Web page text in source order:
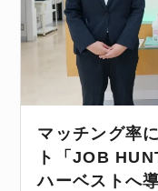
マッチング率
ト「JOB
ハーベストへ